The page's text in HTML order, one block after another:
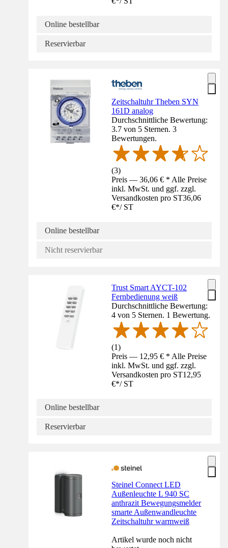
Online bestellbar
Reservierbar
Zeitschaltuhr Theben SYN
161D analog
Durchschnittliche Bewertung:
3.7 von 5 Sternen. 3
Bewertungen.
(3)
Preis — 36,06 € * Alle Preise
inkl. MwSt. und ggf. zzgl.
Versandkosten pro ST36,06
€*/ ST
Online bestellbar
Nicht reservierbar
Trust Smart AYCT-102
Fernbedienung weiß
Durchschnittliche Bewertung:
4 von 5 Sternen. 1 Bewertung.
(1)
Preis — 12,95 € * Alle Preise
inkl. MwSt. und ggf. zzgl.
Versandkosten pro ST12,95
€*/ ST
Online bestellbar
Reservierbar
Steinel Connect LED
Außenleuchte L 940 SC
anthrazit Bewegungsmelder
smarte Außenwandleuchte
Zeitschaltuhr warmweiß
Artikel wurde noch nicht